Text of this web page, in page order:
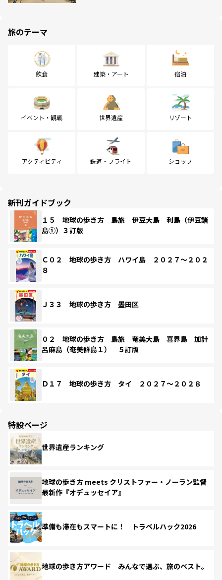
旅のテーマ
飲食 建築・アート 宿泊
イベント・観戦 世界遺産 リゾート
アクティビティ 鉄道・フライト ショップ
新刊ガイドブック
１５ 地球の歩き方 島旅 伊豆大島 利島（伊豆諸
島①）３訂版
Ｃ０２ 地球の歩き方 ハワイ島 ２０２７～２０２
８
Ｊ３３ 地球の歩き方 墨田区
０２ 地球の歩き方 島旅 奄美大島 喜界島 加計
呂麻島（奄美群島１） ５訂版
Ｄ１７ 地球の歩き方 タイ ２０２７～２０２８
特設ページ
世界遺産ランキング
地球の歩き方 meets クリストファー・ノーラン監督
最新作『オデュッセイア』
準備も滞在もスマートに！ トラベルハック2026
地球の歩き方アワード みんなで選ぶ、旅のベスト。